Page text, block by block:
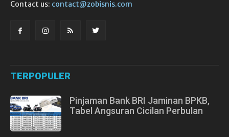
Contact us: contact@zobisnis.com
TERPOPULER
Pinjaman Bank BRI Jaminan BPKB,
Tabel Angsuran Cicilan Perbulan